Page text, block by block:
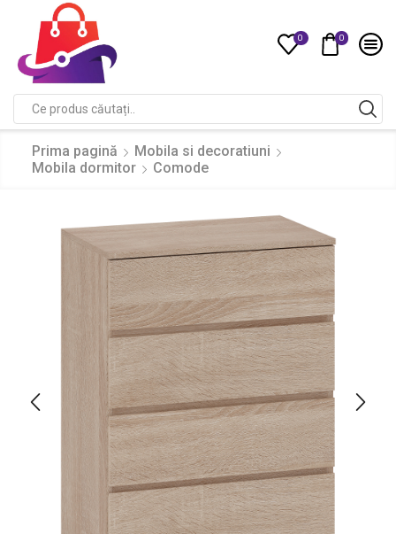
0 0
input
Prima pagină
Mobila si decoratiuni
Mobila dormitor
Comode